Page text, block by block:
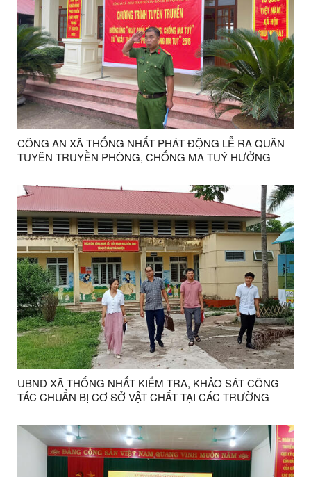
CÔNG AN XÃ THỐNG NHẤT PHÁT ĐỘNG LỄ RA QUÂN
TUYÊN TRUYỀN PHÒNG, CHỐNG MA TUÝ HƯỞNG
26/6.
UBND XÃ THỐNG NHẤT KIỂM TRA, KHẢO SÁT CÔNG
TÁC CHUẨN BỊ CƠ SỞ VẬT CHẤT TẠI CÁC TRƯỜNG